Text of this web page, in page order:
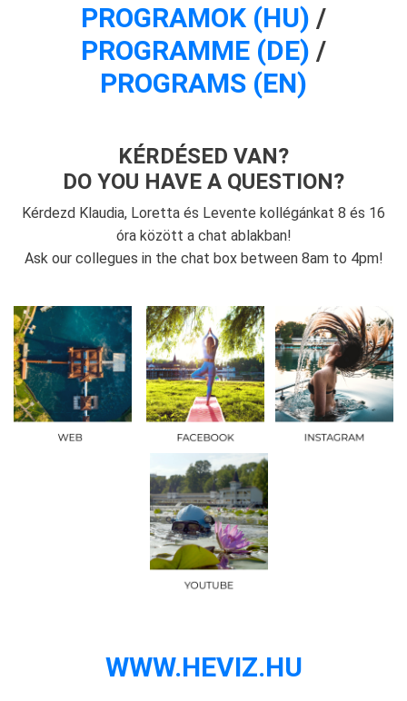
PROGRAMOK (HU) /
PROGRAMME (DE) /
PROGRAMS (EN)
KÉRDÉSED VAN?
DO YOU HAVE A QUESTION?
Kérdezd Klaudia, Loretta és Levente kollégánkat 8 és 16
óra között a chat ablakban!
Ask our collegues in the chat box between 8am to 4pm!
WWW.HEVIZ.HU